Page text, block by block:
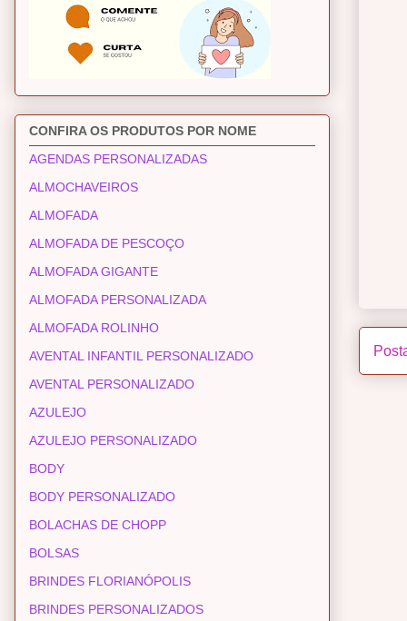
CONFIRA OS PRODUTOS POR NOME
AGENDAS PERSONALIZADAS
ALMOCHAVEIROS
ALMOFADA
ALMOFADA DE PESCOÇO
ALMOFADA GIGANTE
ALMOFADA PERSONALIZADA
ALMOFADA ROLINHO
AVENTAL INFANTIL PERSONALIZADO
AVENTAL PERSONALIZADO
AZULEJO
AZULEJO PERSONALIZADO
BODY
BODY PERSONALIZADO
BOLACHAS DE CHOPP
BOLSAS
BRINDES FLORIANÓPOLIS
BRINDES PERSONALIZADOS